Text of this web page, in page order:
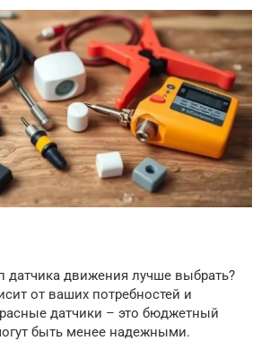
датчика движения лучше выбрать?
от ваших потребностей и
датчики – это бюджетный
быть менее надежными.